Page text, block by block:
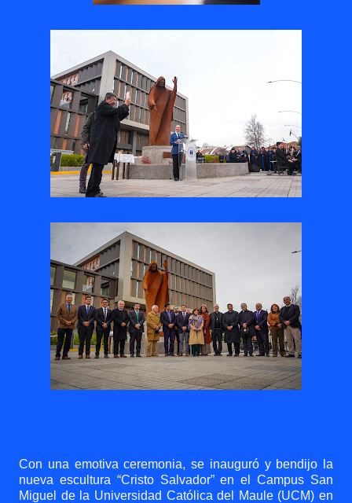
Con una emotiva ceremonia, se inauguró y bendijo la
nueva escultura “Cristo Salvador” en el Campus San
Miguel de la Universidad Católica del Maule (UCM) en